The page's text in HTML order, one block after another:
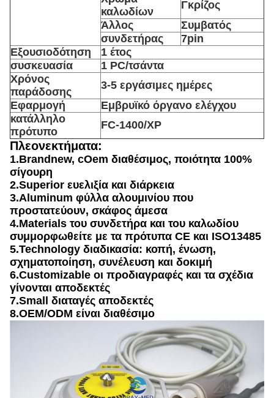
καλωδίων
Γκρίζος
Άλλος
Συμβατός
συνδετήρας
7pin
Εξουσιοδότηση
1 έτος
συσκευασία
1 PC/τσάντα
Χρόνος
παράδοσης
3-5 εργάσιμες ημέρες
Εφαρμογή
Εμβρυϊκό όργανο ελέγχου
κατάλληλο
πρότυπο
FC-1400/XP
Πλεονεκτήματα:
1.Brandnew, cOem διαθέσιμος, ποιότητα 100%
σίγουρη
2.Superior ευελιξία και διάρκεια
3.Aluminum φύλλα αλουμινίου που
προστατεύουν, σκάφος άμεσα
4.Materials του συνδετήρα και του καλωδίου
συμμορφωθείτε με τα πρότυπα CE και ISO13485
5.Technology διαδικασία: κοπή, ένωση,
σχηματοποίηση, συνέλευση και δοκιμή
6.Customizable οι προδιαγραφές και τα σχέδια
γίνονται αποδεκτές
7.Small διαταγές αποδεκτές
8.OEM/ODM είναι διαθέσιμο